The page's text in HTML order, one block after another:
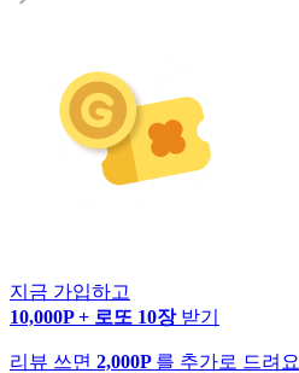
지금 가입하고
10,000P + 로또 10장 받기
리뷰 쓰면 2,000P 를 추가로 드려요